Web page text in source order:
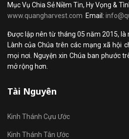
Mục Vụ Chia Sẻ Niềm Tin, Hy Vọng &
www.quangharvest.com Email:
Được lập nên từ tháng 05 năm 2015, là
Lành của Chúa trên các mạng xã hội
mọi nơi. Nguyện xin Chúa ban phước
mở rộng hơn.
Tài Nguyên
Kinh Thánh Cựu Ước
Kinh Thánh Tân Ước